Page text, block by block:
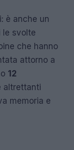
è anche un
le svolte
che hanno
attorno a
12
altrettanti
memoria e